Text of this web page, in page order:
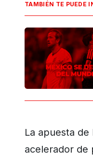
TAMBIÉN TE PUEDE
La apuesta
acelerador de